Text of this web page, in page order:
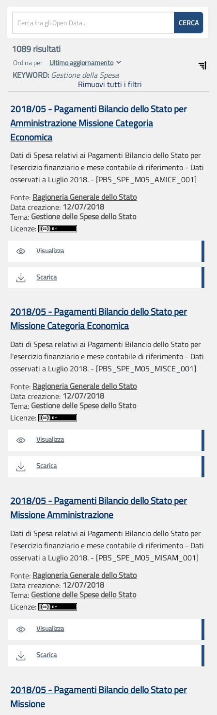
CERCA
1089risultati
Ordina per
KEYWORD: Gestione della Spesa
Rimuovi tutti i filtri
2018/05 - Pagamenti Bilancio dello Stato per
Amministrazione Missione Categoria
Economica
Dati di Spesa relativi ai Pagamenti Bilancio dello Stato per
l'esercizio finanziario e mese contabile di riferimento - Dati
osservati a Luglio 2018. - [PBS_SPE_M05_AMICE_001]
Fonte: Ragioneria Generale dello Stato
Data creazione: 12/07/2018
Tema: Gestione delle Spese dello Stato
Licenze:
Visualizza
Scarica
2018/05 - Pagamenti Bilancio dello Stato per
Missione Categoria Economica
Dati di Spesa relativi ai Pagamenti Bilancio dello Stato per
l'esercizio finanziario e mese contabile di riferimento - Dati
osservati a Luglio 2018. - [PBS_SPE_M05_MISCE_001]
Fonte: Ragioneria Generale dello Stato
Data creazione: 12/07/2018
Tema: Gestione delle Spese dello Stato
Licenze:
Visualizza
Scarica
2018/05 - Pagamenti Bilancio dello Stato per
Missione Amministrazione
Dati di Spesa relativi ai Pagamenti Bilancio dello Stato per
l'esercizio finanziario e mese contabile di riferimento - Dati
osservati a Luglio 2018. - [PBS_SPE_M05_MISAM_001]
Fonte: Ragioneria Generale dello Stato
Data creazione: 12/07/2018
Tema: Gestione delle Spese dello Stato
Licenze:
Visualizza
Scarica
2018/05 - Pagamenti Bilancio dello Stato per
Missione